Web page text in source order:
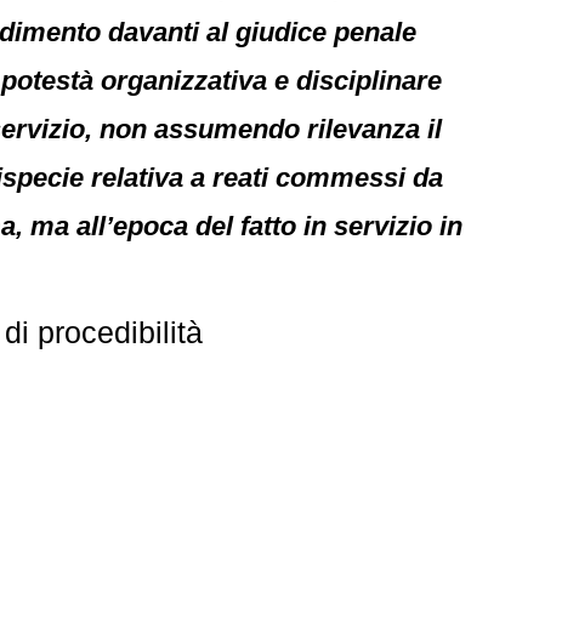
davanti al giudice penale
organizzativa e disciplinare
non assumendo rilevanza il
relativa a reati commessi da
ma all’epoca del fatto in servizio in
procedibilità